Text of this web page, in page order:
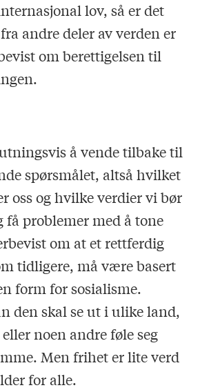
lov, så er det
andre deler av verden er
om berettigelsen til
å vende tilbake til
spørsmålet, altså hvilket
oss og hvilke verdier vi bør
få problemer med å tone
om at et rettferdig
tidligere, må være basert
form for sosialisme.
den skal se ut i ulike land,
noen andre føle seg
Men frihet er lite verd
for alle.